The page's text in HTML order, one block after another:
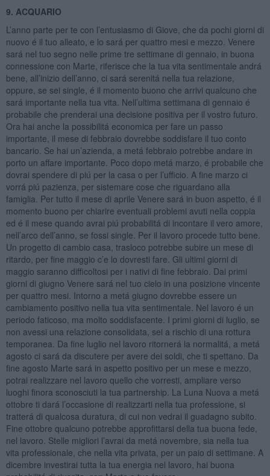
9. ACQUARIO
L’anno parte per te con l’entusiasmo di Giove, che da pochi giorni di
nuovo é il tuo alleato, e lo sará per quattro mesi e mezzo. Venere
sará nel tuo segno nelle prime tre settimane di gennaio, in buona
connessione con Marte, riferisce che la tua vita sentimentale andrá
bene, all’inizio dell’anno, ci sará serenitá nella tua relazione,
oppure, se sei single, é il momento buono che arrivi qualcuno che
sará importante nella tua vita. Nell’ultima settimana di gennaio é
probabile che prenderai una decisione positiva per il vostro futuro.
Ora hai anche la possibilitá economica per fare un passo
importante, il mese di febbraio dovrebbe soddisfare il tuo conto
bancario. Se hai un’azienda, a metá febbraio potrebbe andare in
porto un affare importante. Poco dopo metá marzo, é probabile che
dovrai spendere di piú per la casa o per l’ufficio. A fine marzo ci
vorrá piú pazienza, per sistemare cose che riguardano alla
famiglia. Per tutto il mese di aprile Venere sará in buon aspetto, é il
momento buono per chiarire eventuali problemi avuti nella coppia
ed é il mese quando avrai piú probabilitá di incontare il vero amore,
nell’arco dell’anno, se fossi single. Per il lavoro procede tutto bene.
Un progetto di cambio casa, trasloco potrebbe subire un mese di
ritardo, per fine maggio c’e lo dovresti fare. Gli ultimi giorni di
maggio saranno difficoltosi per i nativi di fine febbraio. Dai primi
giorni di giugno Venere sará nel tuo cielo in una posizione vincente
per quattro mesi. Intorno a metá giugno dovrebbe essere un
cambiamento positivo nella tua vita sentimentale. Nel lavoro é un
periodo faticoso, ma molto soddisfacente. I primi giorni di luglio, se
non avessi una relazione consolidata, sei a rischio di una rottura
temporanea. Da fine luglio nel lavoro ritornerá la normalitá, a metá
agosto ci sará da discutere per avere dei soldi, che ti spettano. Da
fine agosto Marte sará in aspetto positivo per un mese e mezzo,
potrai realizzare nel lavoro quello che vorresti, ampliare verso
luoghi finora sconosciuti la tua partnership. La Luna Nuova a metá
ottobre ti dará l’occasione di realizzarti nella tua professione, si
tratterá di qualcosa duratura, di cui non vedrai il guadagno subito.
Fine ottobre qualcuno potrebbe approfittarsi della tua buona fede,
nel lavoro. Stelle migliori l’avrai da metá novembre, sia nella tua
vita professionale, che nella vita privata, per un paio di settimane. A
dicembre investirai tutta la tua energia nel lavoro, hai buona